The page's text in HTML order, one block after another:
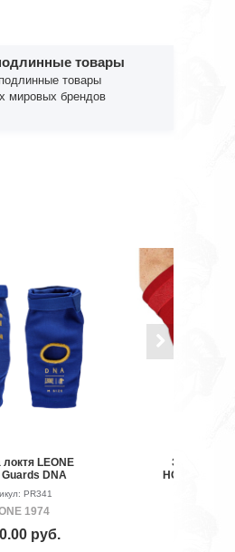
товары
товары
мировых брендов
LEONE
Guards DNA
PR341
1974
руб.
Защита
HOSIERY